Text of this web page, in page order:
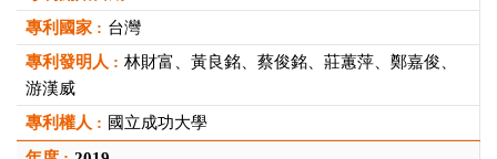
台灣
林財富、黃良銘、蔡俊銘、莊蕙萍、鄭嘉俊、
游漢威
國立成功大學